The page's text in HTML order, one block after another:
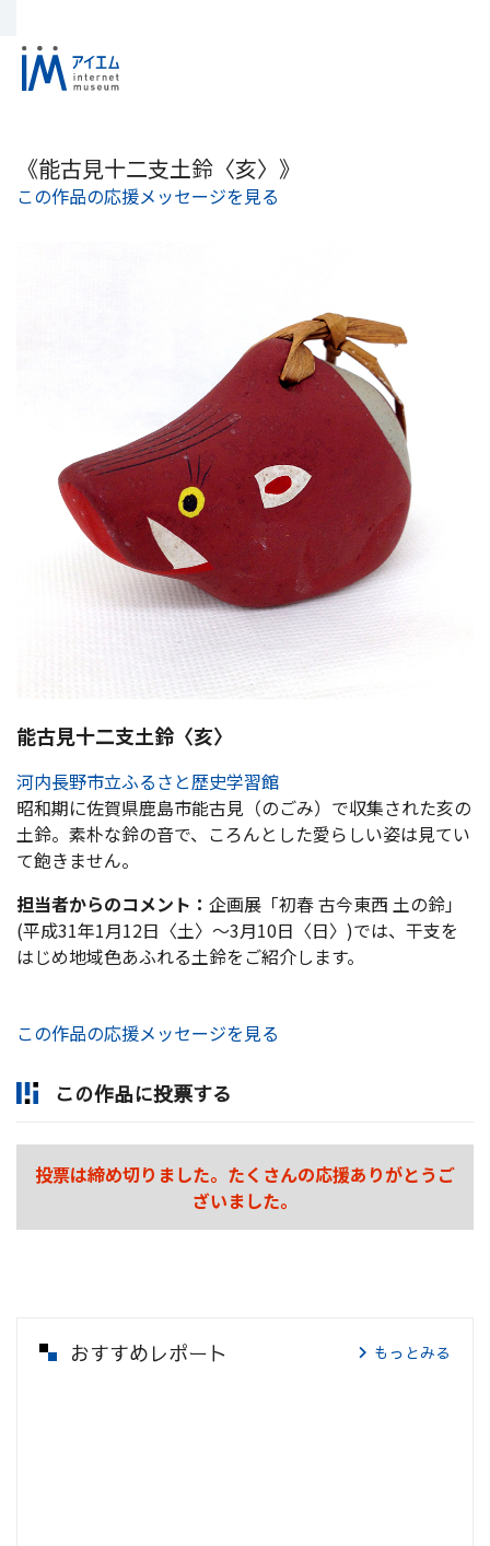
《能古見十二支土鈴〈亥〉》
この作品の応援メッセージを見る
能古見十二支土鈴〈亥〉
河内長野市立ふるさと歴史学習館
昭和期に佐賀県鹿島市能古見（のごみ）で収集された亥の
土鈴。素朴な鈴の音で、ころんとした愛らしい姿は見てい
て飽きません。
担当者からのコメント： 企画展「初春 古今東西 土の鈴」
(平成31年1月12日〈土〉～3月10日〈日〉)では、干支を
はじめ地域色あふれる土鈴をご紹介します。
この作品の応援メッセージを見る
この作品に投票する
投票は締め切りました。たくさんの応援ありがとうご
ざいました。
おすすめレポート もっとみる